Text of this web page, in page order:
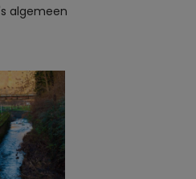
algemeen